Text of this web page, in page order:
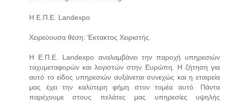
Η Ε.Π.Ε. Landexpo
Χειρεύουσα θέση: Έκτακτος Χειριστής.
Η Ε.Π.Ε. Landexpo αναλαμβάνει την παροχή υπηρεσιών
ταχυμεταφορών και λογιστών στην Ευρώπη. Η ζήτηση για
αυτό το είδος υπηρεσιών αυξάνεται συνεχώς και η εταιρεία
μας έχει την καλύτερη φήμη στον τομέα αυτό. Πάντα
παρέχουμε στους πελάτες μας υπηρεσίες υψηλής